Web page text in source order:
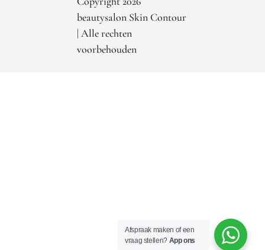
beautysalon Skin Contour
| Alle rechten
voorbehouden
Afspraak maken of een
vraag stellen? App ons